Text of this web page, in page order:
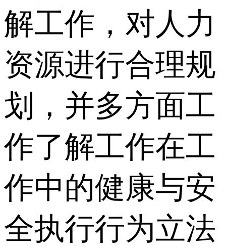
解工作，对人力
资源进行合理规
划，并多方面工
作了解工作在工
作中的健康与安
全执行行为立法